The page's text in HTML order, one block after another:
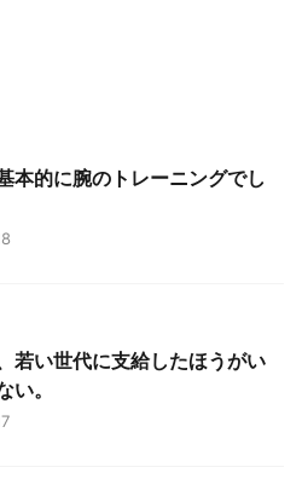
本的に腕のトレーニングでし
若い世代に支給したほうがい
い。